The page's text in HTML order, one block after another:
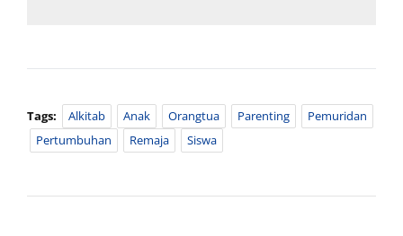
Tags: Alkitab Anak Orangtua Parenting
Pemuridan
Pertumbuhan
Remaja Siswa